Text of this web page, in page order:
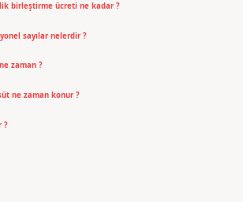
birleştirme ücreti ne kadar ?
sayılar nelerdir ?
zaman ?
ne zaman konur ?
?